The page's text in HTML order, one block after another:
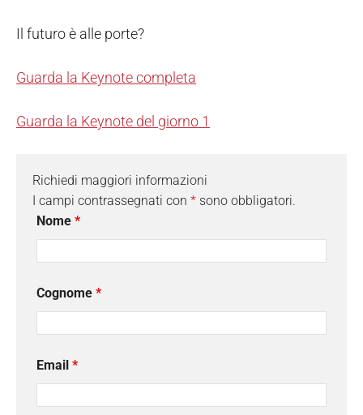
Il futuro è alle porte?
Guarda la Keynote completa
Guarda la Keynote del giorno 1
Richiedi maggiori informazioni
I campi contrassegnati con * sono obbligatori.
Nome *
Cognome *
Email *